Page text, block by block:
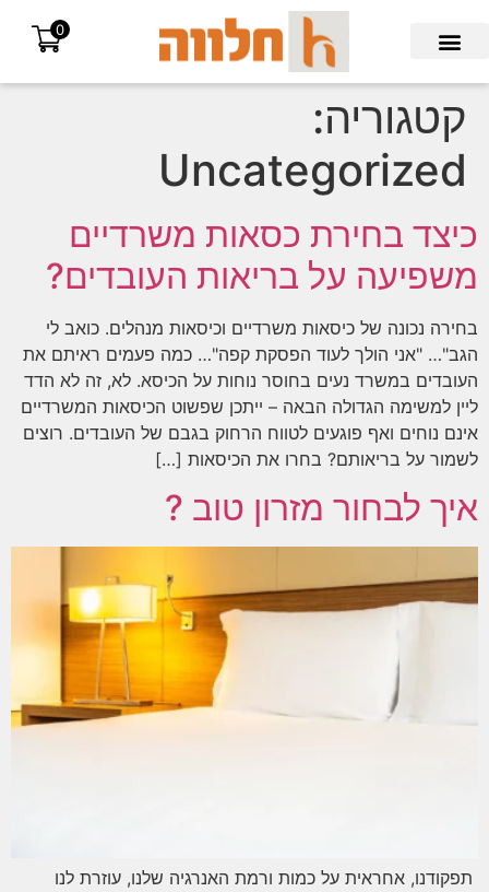
0
קטגוריה:
Uncategorized
כיצד בחירת כסאות משרדיים
משפיעה על בריאות העובדים?
בחירה נכונה של כיסאות משרדיים וכיסאות מנהלים. כואב לי
הגב"… "אני הולך לעוד הפסקת קפה"… כמה פעמים ראיתם את
העובדים במשרד נעים בחוסר נוחות על הכיסא. לא, זה לא הדד
ליין למשימה הגדולה הבאה – ייתכן שפשוט הכיסאות המשרדיים
אינם נוחים ואף פוגעים לטווח הרחוק בגבם של העובדים. רוצים
לשמור על בריאותם? בחרו את הכיסאות […]
איך לבחור מזרון טוב ?
תפקודנו, אחראית על כמות ורמת האנרגיה שלנו, עוזרת לנו